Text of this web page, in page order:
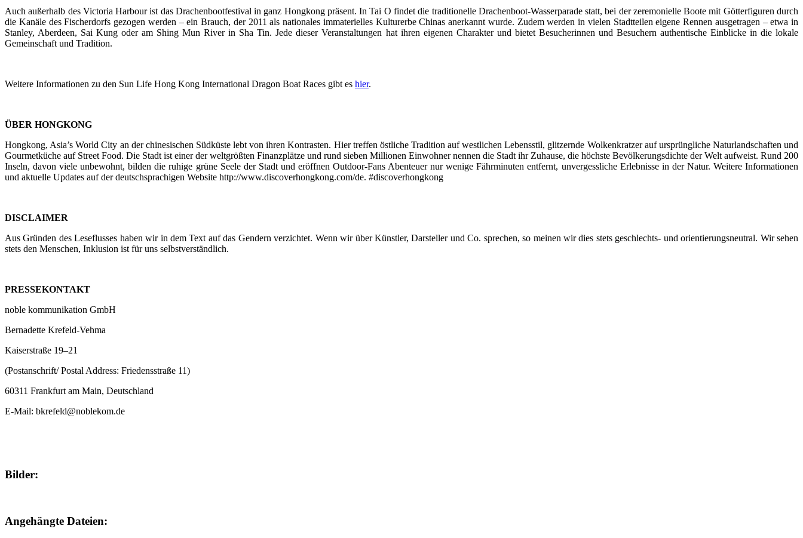
Auch außerhalb des Victoria Harbour ist das Drachenbootfestival in ganz Hongkong präsent. In Tai O findet die traditionelle Drachenboot-Wasserparade statt, bei der zeremonielle Boote mit Götterfiguren durch
die Kanäle des Fischerdorfs gezogen werden – ein Brauch, der 2011 als nationales immaterielles Kulturerbe Chinas anerkannt wurde. Zudem werden in vielen Stadtteilen eigene Rennen ausgetragen – etwa in
Stanley, Aberdeen, Sai Kung oder am Shing Mun River in Sha Tin. Jede dieser Veranstaltungen hat ihren eigenen Charakter und bietet Besucherinnen und Besuchern authentische Einblicke in die lokale
Gemeinschaft und Tradition.
Weitere Informationen zu den Sun Life Hong Kong International Dragon Boat Races gibt es hier.
ÜBER HONGKONG
Hongkong, Asia’s World City an der chinesischen Südküste lebt von ihren Kontrasten. Hier treffen östliche Tradition auf westlichen Lebensstil, glitzernde Wolkenkratzer auf ursprüngliche Naturlandschaften und
Gourmetküche auf Street Food. Die Stadt ist einer der weltgrößten Finanzplätze und rund sieben Millionen Einwohner nennen die Stadt ihr Zuhause, die höchste Bevölkerungsdichte der Welt aufweist. Rund 200
Inseln, davon viele unbewohnt, bilden die ruhige grüne Seele der Stadt und eröffnen Outdoor-Fans Abenteuer nur wenige Fährminuten entfernt, unvergessliche Erlebnisse in der Natur. Weitere Informationen
und aktuelle Updates auf der deutschsprachigen Website http://www.discoverhongkong.com/de. #discoverhongkong
DISCLAIMER
Aus Gründen des Leseflusses haben wir in dem Text auf das Gendern verzichtet. Wenn wir über Künstler, Darsteller und Co. sprechen, so meinen wir dies stets geschlechts- und orientierungsneutral. Wir sehen
stets den Menschen, Inklusion ist für uns selbstverständlich.
PRESSEKONTAKT
noble kommunikation GmbH
Bernadette Krefeld-Vehma
Kaiserstraße 19–21
(Postanschrift/ Postal Address: Friedensstraße 11)
60311 Frankfurt am Main, Deutschland
E-Mail: bkrefeld@noblekom.de
Bilder:
Angehängte Dateien: